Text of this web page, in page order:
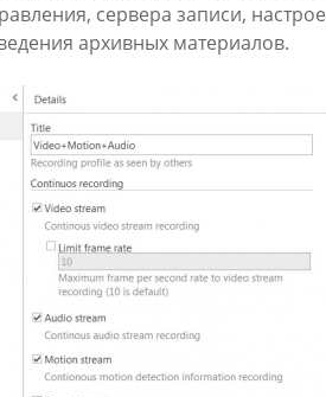
сервера записи,
архивных материалов.